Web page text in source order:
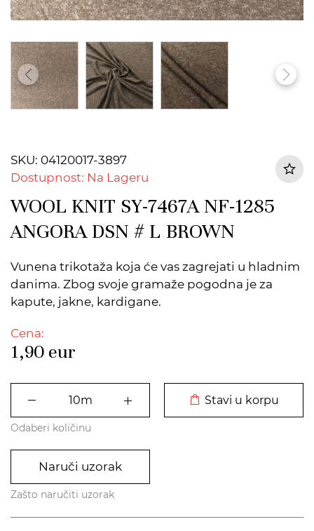
SKU: 04120017-3897
Dostupnost: Na Lageru
WOOL KNIT SY-7467A NF-1285
ANGORA DSN # L BROWN
Vunena trikotaža koja će vas zagrejati u hladnim
danima. Zbog svoje gramaže pogodna je za
kapute, jakne, kardigane.
Cena:
1,90 eur
Stavi u korpu
Odaberi količinu
Naruči uzorak
Zašto naručiti uzorak